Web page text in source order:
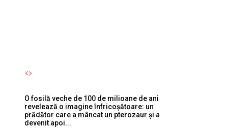
O fosilă veche de 100 de milioane de ani
revelează o imagine înfricoșătoare: un
prădător care a mâncat un pterozaur și a
devenit apoi...